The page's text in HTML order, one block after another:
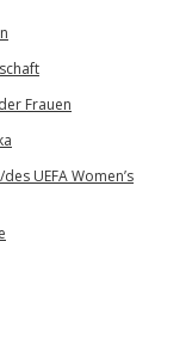
Frauen
UEFA Women’s